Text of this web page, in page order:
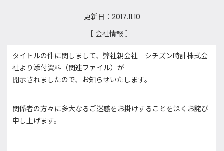
更新日：2017.11.10
［ 会社情報 ］
タイトルの件に関しまして、弊社親会社 シチズン時計株式会
社より添付資料（関連ファイル）が
開示されましたので、お知らせいたします。
関係者の方々に多大なるご迷惑をお掛けすることを深くお詫び
申し上げます。